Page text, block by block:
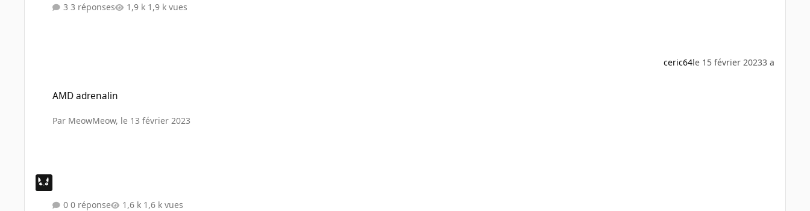
3 réponses 1,9 k vues
ceric64le 15 février 20233 a
AMD adrenalin
Par MeowMeow, le 13 février 2023
0 réponse 1,6 k vues